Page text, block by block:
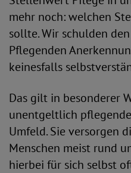
mehr noch: welchen
sollte. Wir schulden
Pflegenden
keinesfalls
Das gilt in besonderer
unentgeltlich
Umfeld. Sie versorgen
Menschen meist rund
hierbei für sich selbst